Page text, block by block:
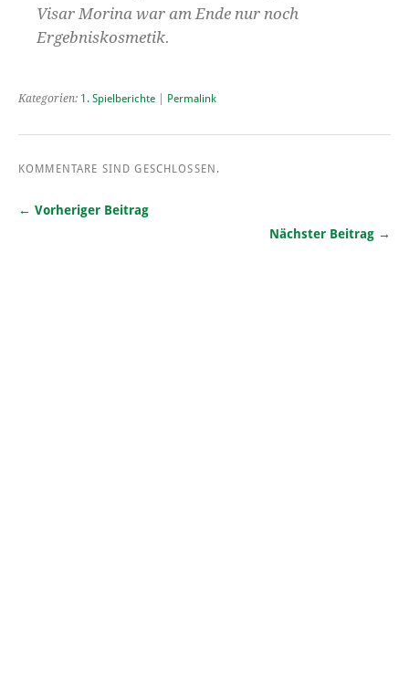
Visar Morina war am Ende nur noch
Ergebniskosmetik.
Kategorien: 1. Spielberichte Permalink
KOMMENTARE SIND GESCHLOSSEN.
← Vorheriger Beitrag
Nächster Beitrag →